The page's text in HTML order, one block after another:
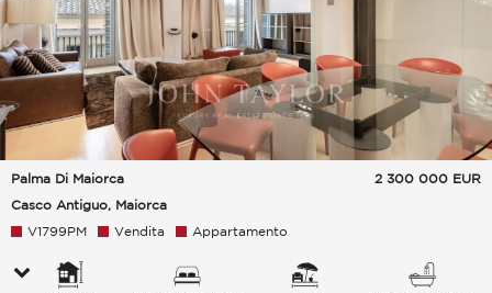
Palma Di Maiorca
Casco Antiguo, Maiorca
2 300 000 EUR
V1799PM Vendita Appartamento